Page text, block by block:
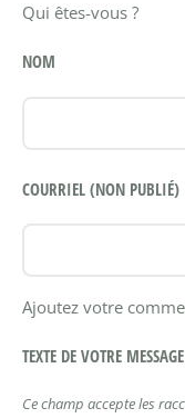
Qui êtes-vous ?
NOM
COURRIEL (NON PUBLIÉ)
Ajoutez votre
TEXTE DE VOTRE MESSAGE
Ce champ accepte les